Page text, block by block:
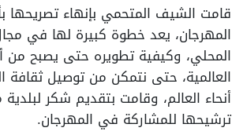
قامت الشيف المتحمي بإنهاء
المهرجان، يعد خطوة كبيرة لها في
المحلي، وكيفية تطويره حتى يصبح من
العالمية، حتى نتمكن من توصيل ثقافة
أنحاء العالم، وقامت بتقديم شكر
ترشيحها للمشاركة في المهرجان.